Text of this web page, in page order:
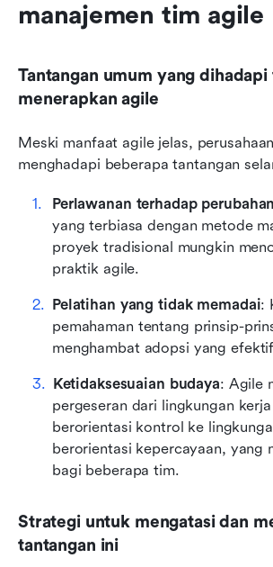
manajemen tim agile
Tantangan umum yang dihadapi
menerapkan agile
Meski manfaat agile jelas,
menghadapi beberapa tantangan
Perlawanan terhadap perubahan
yang terbiasa dengan metode
proyek tradisional mungkin
praktik agile.
Pelatihan yang tidak memadai:
pemahaman tentang prinsip-
menghambat adopsi yang
Ketidaksesuaian budaya: Agile
pergeseran dari lingkungan
berorientasi kontrol ke
berorientasi kepercayaan, yang
bagi beberapa tim.
Strategi untuk mengatasi dan
tantangan ini